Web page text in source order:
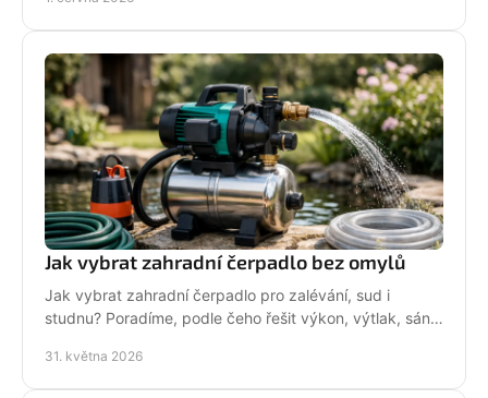
Jak vybrat zahradní čerpadlo bez omylů
Jak vybrat zahradní čerpadlo pro zalévání, sud i
studnu? Poradíme, podle čeho řešit výkon, výtlak, sání,
31. května 2026